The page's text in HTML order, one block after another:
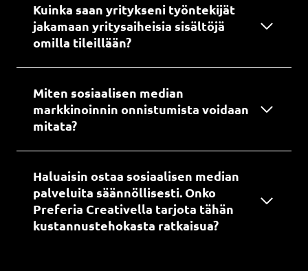
Kuinka saan yritykseni työntekijät
jakamaan yritysaiheisia sisältöjä
omilla tileillään?
Miten sosiaalisen median
markkinoinnin onnistumista voidaan
mitata?
Haluaisin ostaa sosiaalisen median
palveluita säännöllisesti. Onko
Preferia Creativella tarjota tähän
kustannustehokasta ratkaisua?